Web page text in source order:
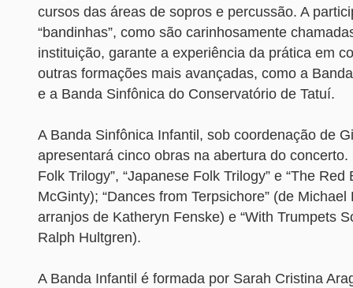
cursos das áreas de sopros e percussão. A
“bandinhas”, como são carinhosamente
instituição, garante a experiência da prática em
outras formações mais avançadas, como a
e a Banda Sinfônica do Conservatório de Tatuí.
A Banda Sinfônica Infantil, sob coordenação de
apresentará cinco obras na abertura do concerto.
Folk Trilogy”, “Japanese Folk Trilogy” e “The Red
McGinty); “Dances from Terpsichore” (de
arranjos de Katheryn Fenske) e “With Trumpets
Ralph Hultgren).
A Banda Infantil é formada por Sarah Cristina